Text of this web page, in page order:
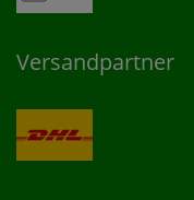
Versandpartner